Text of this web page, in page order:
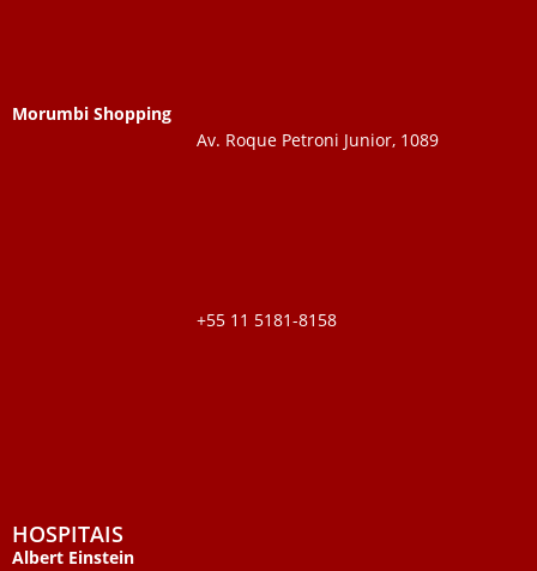
Morumbi Shopping
Av. Roque Petroni Junior, 1089
+55 11 5181-8158
HOSPITAIS
Albert Einstein